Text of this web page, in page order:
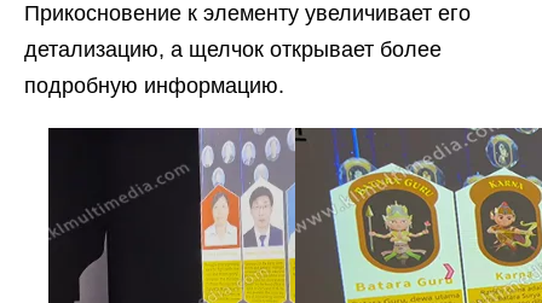
Прикосновение к элементу увеличивает его
детализацию, а щелчок открывает более
подробную информацию.